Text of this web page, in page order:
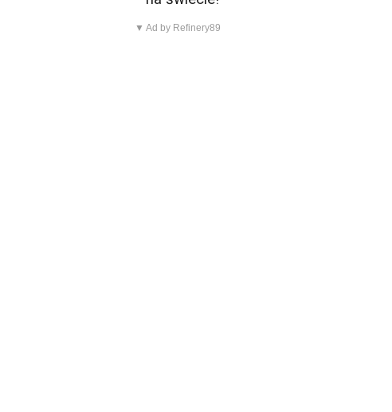
▼ Ad by Refinery89